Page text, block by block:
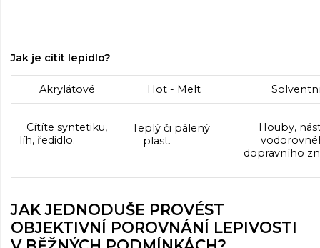
Jak je cítit lepidlo?
Akrylátové Hot - Melt
Cítíte syntetiku,
líh, ředidlo.
Teplý či pálený
plast.
Houby,
dopravního
JAK JEDNODUŠE PROVÉST
OBJEKTIVNÍ POROVNÁNÍ LEPIVOSTI